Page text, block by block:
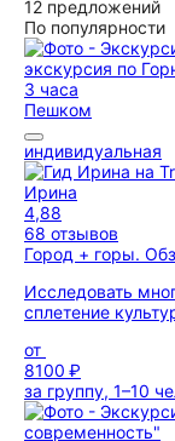
12 предложений
По популярности
3 часа
Пешком
индивидуальная
Ирина
4,88
68 отзывов
Город + горы.
Исследовать
сплетение
от
8100 ₽
за группу, 1–10